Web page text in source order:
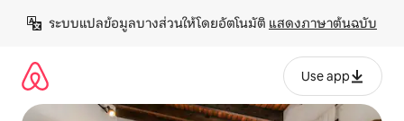
เนื้อหา
ระบบแปลข้อมูลบางส่วนให้โดยอัตโนมัติ แสดงภาษาต้นฉบับ
Use app